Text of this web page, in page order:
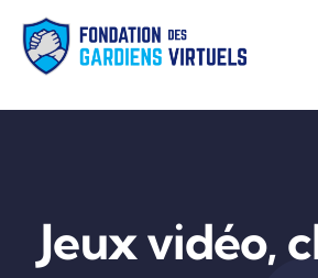
Passer
contenu
Projets supportés
Jeux vidéo,